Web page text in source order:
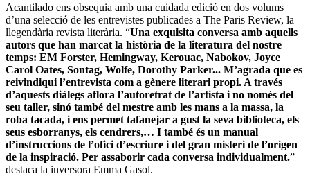
Acantilado ens obsequia amb una cuidada edició en dos volums
d’una selecció de les entrevistes publicades a The Paris Review, la
llegendària revista literària. “Una exquisita conversa amb aquells
autors que han marcat la història de la literatura del nostre
temps: EM Forster, Hemingway, Kerouac, Nabokov, Joyce
Carol Oates, Sontag, Wolfe, Dorothy Parker... M’agrada que es
reivindiqui l’entrevista com a gènere literari propi. A través
d’aquests diàlegs aflora l’autoretrat de l’artista i no només del
seu taller, sinó també del mestre amb les mans a la massa, la
roba tacada, i ens permet tafanejar a gust la seva biblioteca, els
seus esborranys, els cendrers,… I també és un manual
d’instruccions de l’ofici d’escriure i del gran misteri de l’origen
de la inspiració. Per assaborir cada conversa individualment.”
destaca la inversora Emma Gasol.